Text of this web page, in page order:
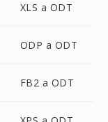
XLS a ODT
ODP a ODT
FB2 a ODT